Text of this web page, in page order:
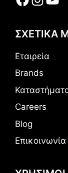
ΣΧΕΤΙΚΑ
Εταιρεία
Brands
Careers
Blog
Επικοινωνία